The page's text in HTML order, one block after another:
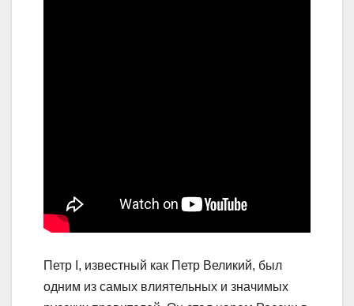
Петр I, известный как Петр Великий, был
одним из самых влиятельных и значимых